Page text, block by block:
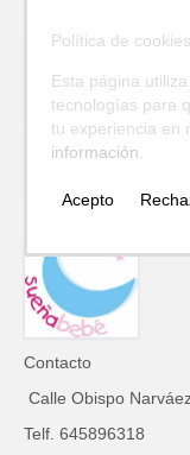
Contacto
Calle Obispo
Telf. 645896318
Política de cookies
Esta página
tecnologías para
tu experiencia en
información.
Acepto